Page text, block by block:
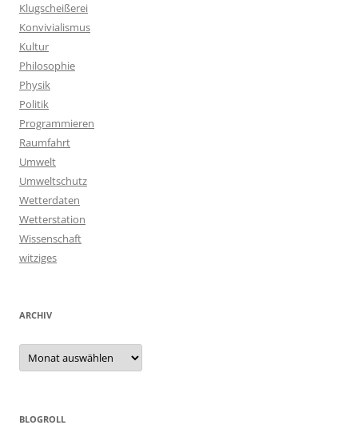
Klugscheißerei
Konvivialismus
Kultur
Philosophie
Physik
Politik
Programmieren
Raumfahrt
Umwelt
Umweltschutz
Wetterdaten
Wetterstation
Wissenschaft
witziges
ARCHIV
Archiv
BLOGROLL